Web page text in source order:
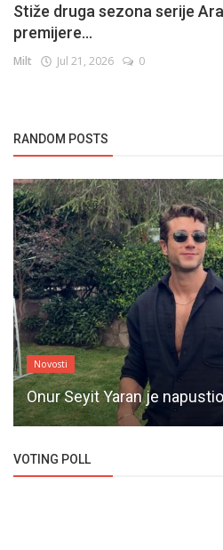
Stiže druga sezona serije
premijere...
Milt Jul 21, 2026 0
RANDOM POSTS
Novosti
Onur Seyit Yaran je
VOTING POLL